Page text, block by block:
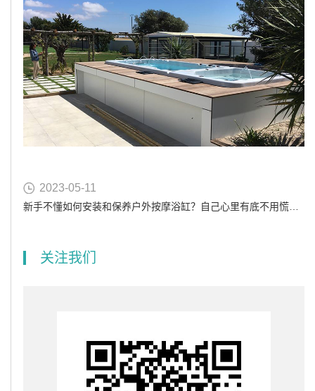
2023-05-11
新手不懂如何安装和保养户外按摩浴缸？自己心里有底不用慌慌张张.
关注我们